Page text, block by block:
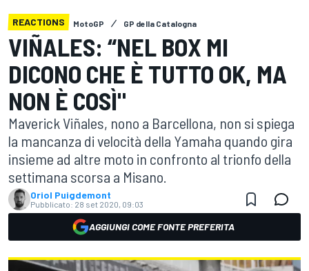
REACTIONS MotoGP GP della Catalogna
VIÑALES: “NEL BOX MI
DICONO CHE È TUTTO OK, MA
NON È COSÌ"
Maverick Viñales, nono a Barcellona, non si spiega
la mancanza di velocità della Yamaha quando gira
insieme ad altre moto in confronto al trionfo della
settimana scorsa a Misano.
Oriol Puigdemont
Pubblicato: 28 set 2020, 09:03
AGGIUNGI COME FONTE PREFERITA